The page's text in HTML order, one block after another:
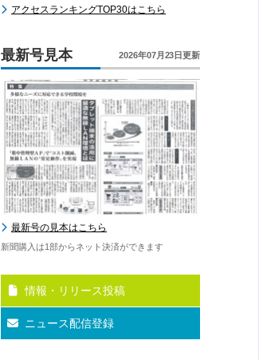
アクセスランキングTOP30はこちら
最新号見本 2026年07月23日更新
最新号の見本はこちら
新聞購入は1部からネット決済ができます
情報・リリース投稿
ニュース配信登録